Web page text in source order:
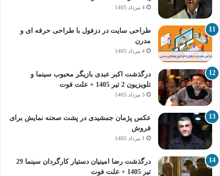
4 مرداد 1405
طراحی سایت در دزفول با طراحی حرفه‌ ای و
مدرن
4 مرداد 1405
درگذشت اکبر عبدی بازیگر محبوب سینما و
تلویزیون 2 تیر 1405 + علت فوت
3 مرداد 1405
عکس پژمان جمشیدی در پشت صحنه نمایش برای
فروش
1 مرداد 1405
درگذشت رضا امینیان دستیار کارگردان سینما 29
تیر 1405 + علت فوت